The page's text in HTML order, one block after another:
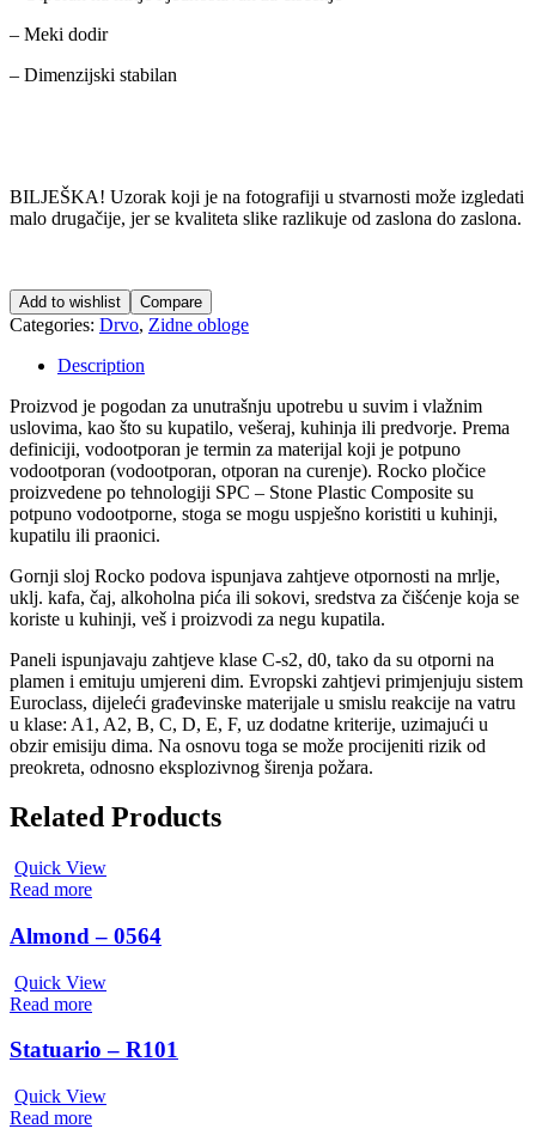
– Meki dodir
– Dimenzijski stabilan
BILJEŠKA! Uzorak koji je na fotografiji u stvarnosti može izgledati
malo drugačije, jer se kvaliteta slike razlikuje od zaslona do zaslona.
Add to wishlist Compare
Categories: Drvo, Zidne obloge
Description
Proizvod je pogodan za unutrašnju upotrebu u suvim i vlažnim
uslovima, kao što su kupatilo, vešeraj, kuhinja ili predvorje. Prema
definiciji, vodootporan je termin za materijal koji je potpuno
vodootporan (vodootporan, otporan na curenje). Rocko pločice
proizvedene po tehnologiji SPC – Stone Plastic Composite su
potpuno vodootporne, stoga se mogu uspješno koristiti u kuhinji,
kupatilu ili praonici.
Gornji sloj Rocko podova ispunjava zahtjeve otpornosti na mrlje,
uklj. kafa, čaj, alkoholna pića ili sokovi, sredstva za čišćenje koja se
koriste u kuhinji, veš i proizvodi za negu kupatila.
Paneli ispunjavaju zahtjeve klase C-s2, d0, tako da su otporni na
plamen i emituju umjereni dim. Evropski zahtjevi primjenjuju sistem
Euroclass, dijeleći građevinske materijale u smislu reakcije na vatru
u klase: A1, A2, B, C, D, E, F, uz dodatne kriterije, uzimajući u
obzir emisiju dima. Na osnovu toga se može procijeniti rizik od
preokreta, odnosno eksplozivnog širenja požara.
Related Products
Quick View
Read more
Almond – 0564
Quick View
Read more
Statuario – R101
Quick View
Read more